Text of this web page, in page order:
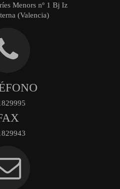
Menors nº 1 Bj Iz
(Valencia)